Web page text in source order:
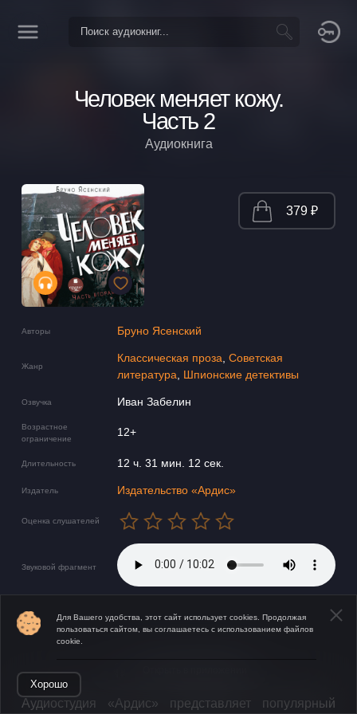
Человек меняет кожу.
Часть 2
Аудиокнига
Авторы Бруно Ясенский
Жанр
Классическая проза Советская
литература
Шпионские детективы
Озвучка Иван Забелин
Возрастное
ограничение
12+
Длительность 12 ч. 31 мин. 12 сек.
Издатель Издательство «Ардис»
Оценка слушателей
Звуковой фрагмент
379 ₽
​Аудиостудия «Ардис» представляет популярный
Для Вашего удобства, этот сайт использует cookies. Продолжая
пользоваться сайтом, вы соглашаетесь с использованием файлов
cookie.
Хорошо